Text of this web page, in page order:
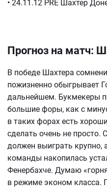
• 24.11.12 PRE Шахтер
Прогноз на матч:
В победе Шахтера
пожизненно обыгрывает
дальнейшем. Букмекеры
большие форы, как с
в таких форах есть
сделать очень не просто.
должен выиграть крупно,
команды накопилась
Фенербахче. Думаю
в режиме эконом класса.